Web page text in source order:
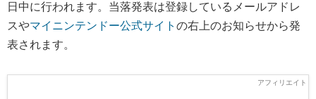
日中に行われます。当落発表は登録しているメールアドレ
スやマイニンテンドー公式サイトの右上のお知らせから発
表されます。